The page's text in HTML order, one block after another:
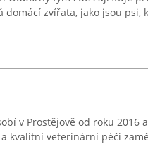
zvířata, jako jsou psi,
v Prostějově od roku 2016
kvalitní veterinární péči